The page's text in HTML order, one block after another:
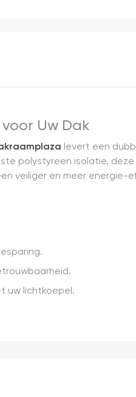
Uw Dak
levert een
polystyreen isolatie,
veiliger en meer energie-
uw lichtkoepel.